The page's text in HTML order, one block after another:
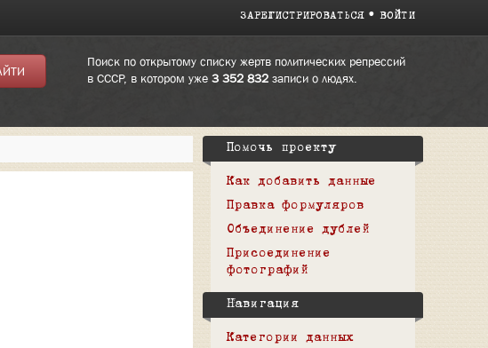
ЗАРЕГИСТРИРОВАТЬСЯ ВОЙТИ
Поиск по открытому списку жертв политических репрессий
в СССР, в котором уже 3 352 832записи о людях.
Помочь проекту
Как добавить данные
Правка формуляров
Объединение дублей
Присоединение
фотографий
Навигация
Категории данных